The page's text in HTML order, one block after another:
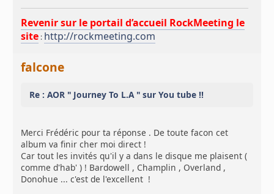
Revenir sur le portail d’accueil RockMeeting le
site : http://rockmeeting.com
falcone
Re : AOR " Journey To L.A " sur You tube !!
Merci Frédéric pour ta réponse . De toute facon cet
album va finir cher moi direct !
Car tout les invités qu'il y a dans le disque me plaisent (
comme d'hab' ) ! Bardowell , Champlin , Overland ,
Donohue ... c'est de l'excellent !